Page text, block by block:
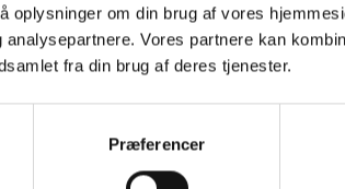
oplysninger om din brug af vores
analysepartnere. Vores partnere kan
fra din brug af deres tjenester.
Præferencer